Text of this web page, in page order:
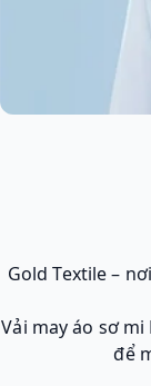
Gold Textile –
Vải may áo sơ
để